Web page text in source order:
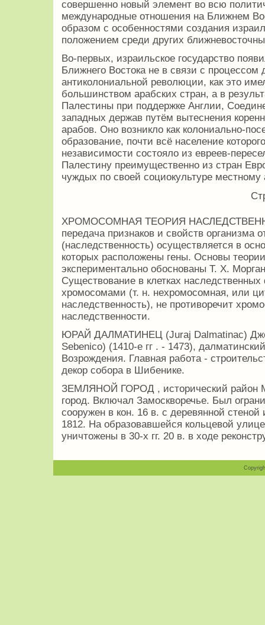
совершенно новый элемент во всю
международные отношения на Ближнем
образом с особенностями создания
положением среди других
Во-первых, израильское государство
Ближнего Востока не в связи с процессом
антиколониальной революции, как это
большинством арабских стран, а в
Палестины при поддержке Англии,
западных держав путём вытеснения
арабов. Оно возникло как колониально-
образование, почти всё население
независимости состояло из евреев-
Палестину преимущественно из стран
чуждых по своей социокультуре
ХРОМОСОМНАЯ ТЕОРИЯ
передача признаков и свойств организма
(наследственность) осуществляется в
которых расположены гены. Основы
экспериментально обоснованы Т. Х.
Существование в клетках
хромосомами (т. н. нехромосомная, или
наследственность), не противоречит
наследственности.
ЮРАЙ ДАЛМАТИНЕЦ (Juraj Dalmatinac)
Sebenico) (1410-е гг . - 1473),
Возрождения. Главная работа -
декор собора в Шибенике.
ЗЕМЛЯНОЙ ГОРОД , исторический район
город. Включал Замоскворечье. Был
сооружен в кон. 16 в. с деревянной
1812. На образовавшейся кольцевой
уничтожены в 30-х гг. 20 в. в ходе